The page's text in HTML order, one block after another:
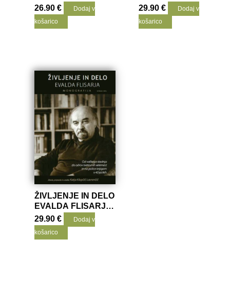
ANTOLOGIJA
NAGRAJENIH
ZGODB
26.90€
Dodaj v
košarico
MONOGRAFIJA, 1.
DEL
29.90€
Dodaj v
košarico
ŽIVLJENJE IN DELO
EVALDA FLISARJA,
MONOGRAFIJA, 2.
DEL
29.90€
Dodaj v
košarico